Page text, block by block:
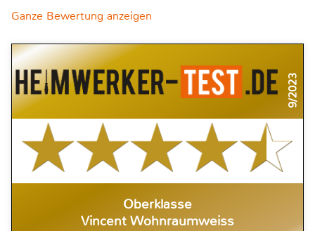
Ganze Bewertung anzeigen
9/2023
Oberklasse
Vincent Wohnraumweiss